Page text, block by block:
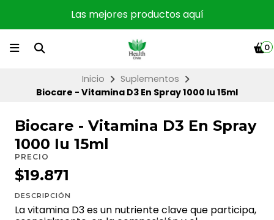
Las mejores productos aquí
0
Inicio
Suplementos
Biocare - Vitamina D3 En Spray 1000 Iu 15ml
Biocare - Vitamina D3 En Spray
1000 Iu 15ml
PRECIO
$19.871
DESCRIPCIÓN
La vitamina D3 es un nutriente clave que participa,